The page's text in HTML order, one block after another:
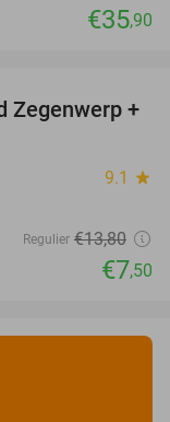
€35,90
46%
Zegenwerp +
9.1 star
Regulier €13,80
€7,50